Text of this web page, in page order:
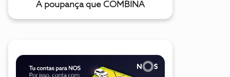
A poupança que COMBINA